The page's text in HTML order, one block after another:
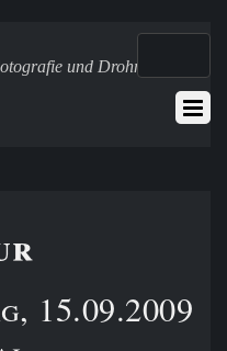
und Drohnen
15.09.2009